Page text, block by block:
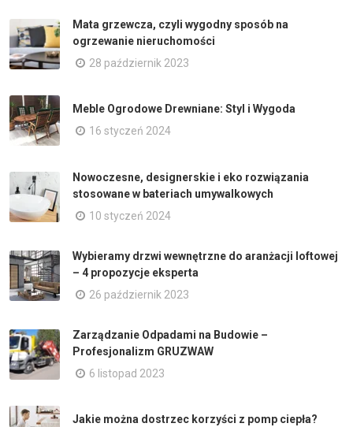
Mata grzewcza, czyli wygodny sposób na
ogrzewanie nieruchomości
28 październik 2023
Meble Ogrodowe Drewniane: Styl i Wygoda
16 styczeń 2024
Nowoczesne, designerskie i eko rozwiązania
stosowane w bateriach umywalkowych
10 styczeń 2024
Wybieramy drzwi wewnętrzne do aranżacji loftowej
– 4 propozycje eksperta
26 październik 2023
Zarządzanie Odpadami na Budowie –
Profesjonalizm GRUZWAW
6 listopad 2023
Jakie można dostrzec korzyści z pomp ciepła?